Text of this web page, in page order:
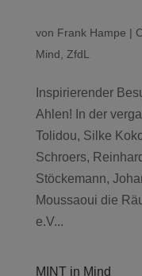
von Frank Hampe |
Mind
ZfdL
Inspirierender
Ahlen! In der
Tolidou, Silke
Schroers,
Stöckemann,
Moussaoui die
e.V...
MINT in Mind